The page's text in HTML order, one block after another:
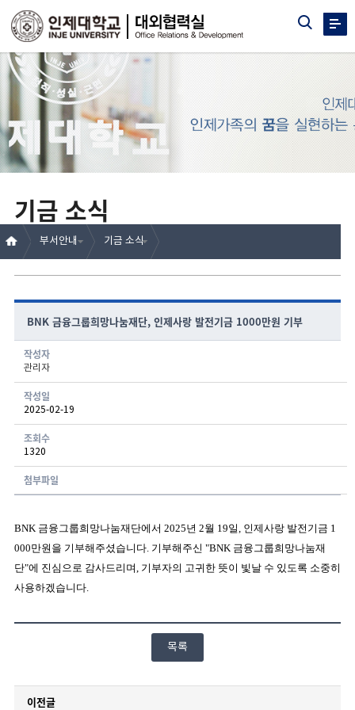
기금 소식
부서안내 기금 소식
BNK 금융그룹희망나눔재단, 인제사랑 발전기금 1000만원 기부
작성자
관리자
작성일
2025-02-19
조회수
1320
첨부파일
BNK 금융그룹희망나눔재단에서 2025년 2월 19일, 인제사랑 발전기금 1
000만원을 기부해주셨습니다. 기부해주신 "BNK 금융그룹희망나눔재
단"에 진심으로 감사드리며, 기부자의 고귀한 뜻이 빛날 수 있도록 소중히
사용하겠습니다.
목록
이전글